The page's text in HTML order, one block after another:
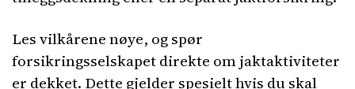
Les vilkårene nøye, og spør
forsikringsselskapet direkte om jaktaktiviteter
er dekket. Dette gjelder spesielt hvis du skal